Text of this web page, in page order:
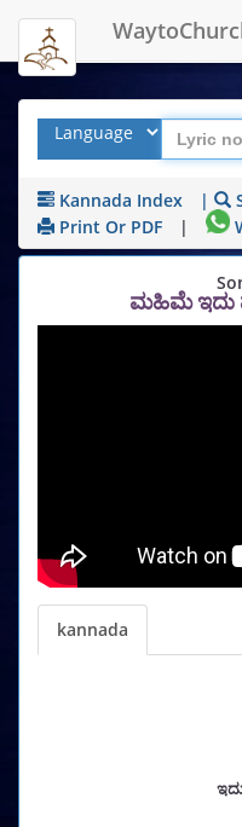
Kannada Index |
Print Or PDF
|
ಮಹಿಮೆ ಇದು
kannada